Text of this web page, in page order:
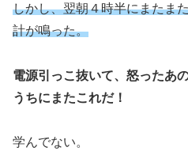
しかし、翌朝４時半にまたま
計が鳴った。
電源引っこ抜いて、怒ったあ
うちにまたこれだ！
学んでない。